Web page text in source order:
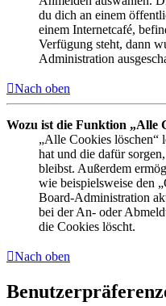
du dich an einem
einem Internetcafé,
Verfügung steht, dann
Administration
Nach oben
Wozu ist die Funktion „Alle
„Alle Cookies löschen“
hat und die dafür
bleibst. Außerdem
wie beispielsweise den
Board-Administration
bei der An- oder
die Cookies löscht.
Nach oben